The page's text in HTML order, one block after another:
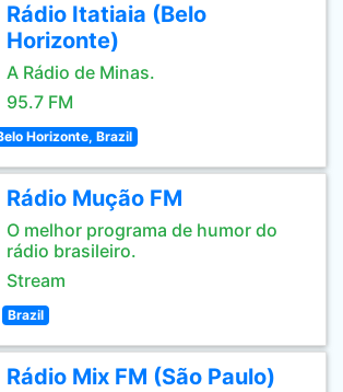
Rádio Itatiaia (Belo
Horizonte)
A Rádio de Minas.
95.7 FM
Horizonte, Brazil
Rádio Mução FM
O melhor programa de humor do
rádio brasileiro.
Stream
Brazil
Rádio Mix FM (São Paulo)